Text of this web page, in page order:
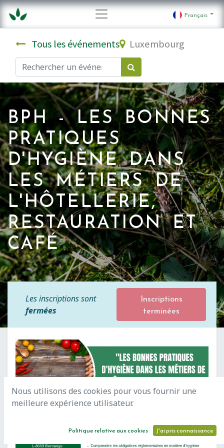
Français
Tous les événements Luxembourg
BPH - LES BONNES
PRATIQUES
D'HYGIÈNE DANS
LES MÉTIERS DE
L'HÔTELLERIE,
RESTAURATION ET
CAFÉ
Les inscriptions sont
fermées
Inscriptions
terminées
Nous utilisons des cookies pour vous fournir une
meilleure expérience utilisateur.
Politique relative aux cookies J'ai pris connaissance